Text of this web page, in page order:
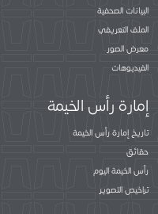
البيانات الصحفية
الملف التعريفي
معرض الصور
الفيديوهات
إمارة رأس الخيمة
تاريخ إمارة رأس الخيمة
حقائق
رأس الخيمة اليوم
تراخيص التصوير